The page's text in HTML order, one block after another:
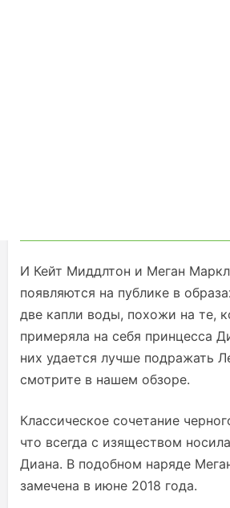
И Кейт Миддлтон и Меган
появляются на публике в
две капли воды, похожи на те,
примеряла на себя принцесса
них удается лучше подражать
смотрите в нашем обзоре.
Классическое сочетание
что всегда с изяществом
Диана. В подобном наряде
замечена в июне 2018 года.